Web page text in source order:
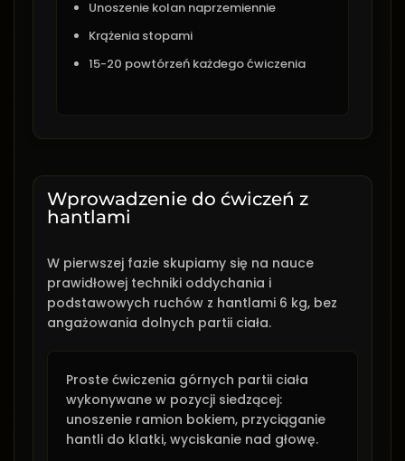
Unoszenie kolan naprzemiennie
Krążenia stopami
15-20 powtórzeń każdego ćwiczenia
Wprowadzenie do ćwiczeń z
hantlami
W pierwszej fazie skupiamy się na nauce
prawidłowej techniki oddychania i
podstawowych ruchów z hantlami 6 kg, bez
angażowania dolnych partii ciała.
Proste ćwiczenia górnych partii ciała
wykonywane w pozycji siedzącej:
unoszenie ramion bokiem, przyciąganie
hantli do klatki, wyciskanie nad głowę.